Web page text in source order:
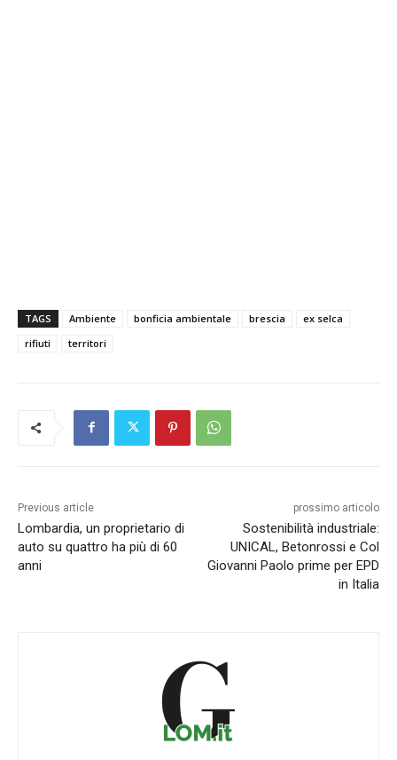
TAGS Ambiente bonficia ambientale brescia
ex selca
rifiuti
territori
Previous article
Lombardia, un proprietario di
auto su quattro ha più di 60
anni
prossimo articolo
Sostenibilità industriale:
UNICAL, Betonrossi e Col
Giovanni Paolo prime per EPD
in Italia